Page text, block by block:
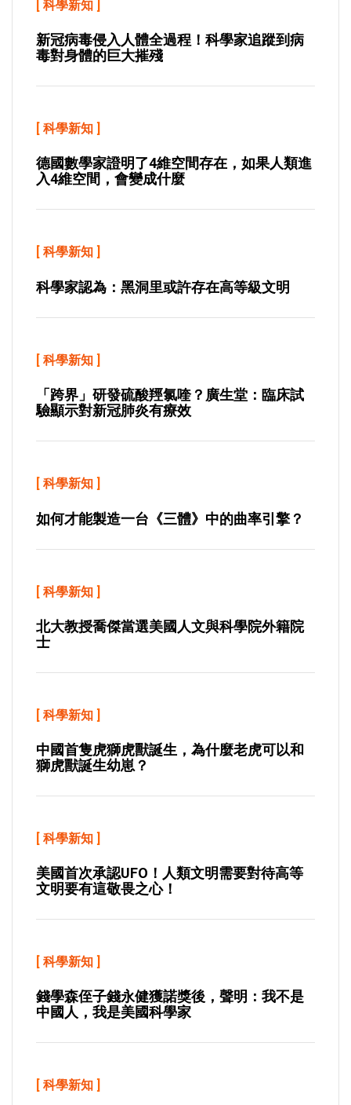
科學新知
新冠病毒侵入人體全過程！科學家追蹤到病
毒對身體的巨大摧殘
[ 科學新知 ]
德國數學家證明了4維空間存在，如果人類進
入4維空間，會變成什麼
[ 科學新知 ]
科學家認為：黑洞里或許存在高等級文明
[ 科學新知 ]
「跨界」研發硫酸羥氯喹？廣生堂：臨床試
驗顯示對新冠肺炎有療效
[ 科學新知 ]
如何才能製造一台《三體》中的曲率引擎？
[ 科學新知 ]
北大教授喬傑當選美國人文與科學院外籍院
士
[ 科學新知 ]
中國首隻虎獅虎獸誕生，為什麼老虎可以和
獅虎獸誕生幼崽？
[ 科學新知 ]
美國首次承認UFO！人類文明需要對待高等
文明要有這敬畏之心！
[ 科學新知 ]
錢學森侄子錢永健獲諾獎後，聲明：我不是
中國人，我是美國科學家
[ 科學新知 ]